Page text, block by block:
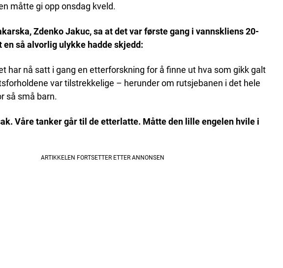
måtte gi opp onsdag kveld.
Zdenko Jakuc, sa at det var første gang i vannskliens 20-
så alvorlig ulykke hadde skjedd:
har nå satt i gang en etterforskning for å finne ut hva som gikk galt
var tilstrekkelige – herunder om rutsjebanen i det hele
så små barn.
Våre tanker går til de etterlatte. Måtte den lille engelen hvile i